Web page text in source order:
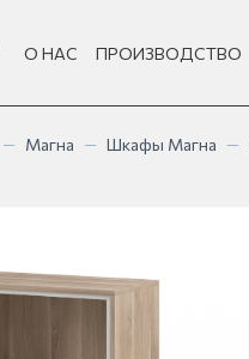
О НАС ПРОИЗВОДСТВО
— Магна — Шкафы Магна —